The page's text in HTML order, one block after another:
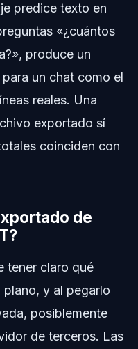
predice texto en
«¿cuántos
produce un
un chat como el
reales. Una
exportado sí
coinciden con
de
tener claro qué
y al pegarlo
posiblemente
de terceros. Las